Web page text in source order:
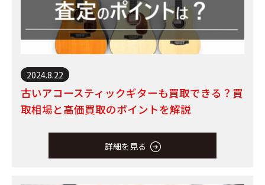
2024.8.22
古いアコースティックギターも買取できる？買
取相場と高価買取のポイントを解説
詳細を見る